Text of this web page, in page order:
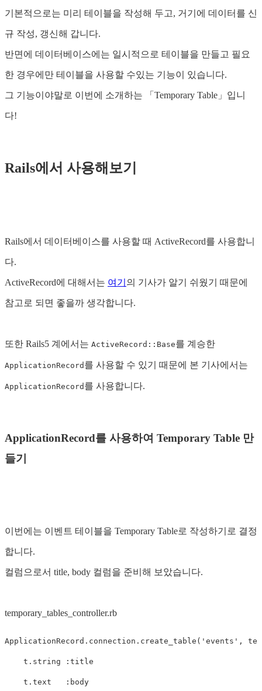
기본적으로는 미리 테이블을 작성해 두고, 거기에 데이터를 신
규 작성, 갱신해 갑니다.
반면에 데이터베이스에는 일시적으로 테이블을 만들고 필요
한 경우에만 테이블을 사용할 수있는 기능이 있습니다.
그 기능이야말로 이번에 소개하는 「Temporary Table」입니
다!
Rails에서 사용해보기
Rails에서 데이터베이스를 사용할 때 ActiveRecord를 사용합니
다.
ActiveRecord에 대해서는 여기 의 기사가 알기 쉬웠기 때문에
참고로 되면 좋을까 생각합니다.
또한 Rails5 계에서는 ActiveRecord::Base를 계승한
ApplicationRecord 를 사용할 수 있기 때문에 본 기사에서는
ApplicationRecord 를 사용합니다.
ApplicationRecord를 사용하여 Temporary Table 만
들기
이번에는 이벤트 테이블을 Temporary Table로 작성하기로 결정
합니다.
컬럼으로서 title, body 컬럼을 준비해 보았습니다.
temporary_tables_controller.rb
ApplicationRecord . connection . create_table ( 'events' ,
t . string :title
t . text :body